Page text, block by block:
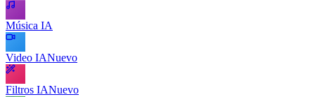
Música IA
Video IANuevo
Filtros IANuevo